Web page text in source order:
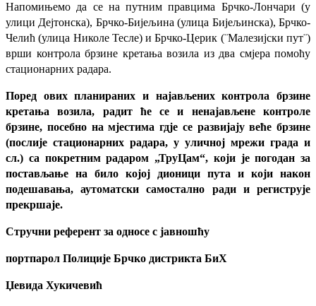
Напомињемо да се на путним правцима Брчко-Лончари (у
улици Дејтонска), Брчко-Бијељина (улица Бијељинска), Брчко-
Челић (улица Николе Тесле) и Брчко-Церик (¨Малезијски пут¨)
врши контрола брзине кретања возила из два смјера помоћу
стационарних радара.
Поред ових планираних и најављених контрола брзине
кретања возила, радит ће се и ненајављене контроле
брзине, посебно на мјестима гдје се развијају веће брзине
(послије стационарних радара, у уличној мрежи града и
сл.) са покретним радаром „ТруЦам“, који је погодан за
постављање на било којој дионици пута и који након
подешавања, аутоматски самостално ради и региструје
прекршаје.
Стручни референт за односе с јавношћу
портпарол Полиције Брчко дистрикта БиХ
Џевида Хукичевић